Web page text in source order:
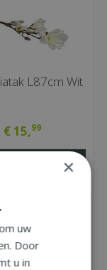
L87cm Wit
€15,99
INFORMATIE
×
uw
Door
u in